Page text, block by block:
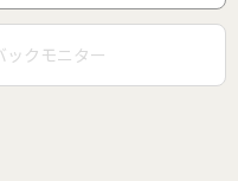
ックモニター